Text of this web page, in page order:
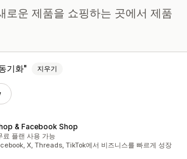
로운 제품을 쇼핑하는 곳에서 제품
기화 지우기
& Facebook Shop
료 플랜 사용 가능
X, Threads, TikTok에서 비즈니스를 빠르게 성장